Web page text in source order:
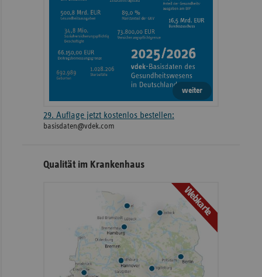
weiter
29. Auflage jetzt kostenlos bestellen:
basisdaten@vdek.com
Qualität im Krankenhaus
Webkarte